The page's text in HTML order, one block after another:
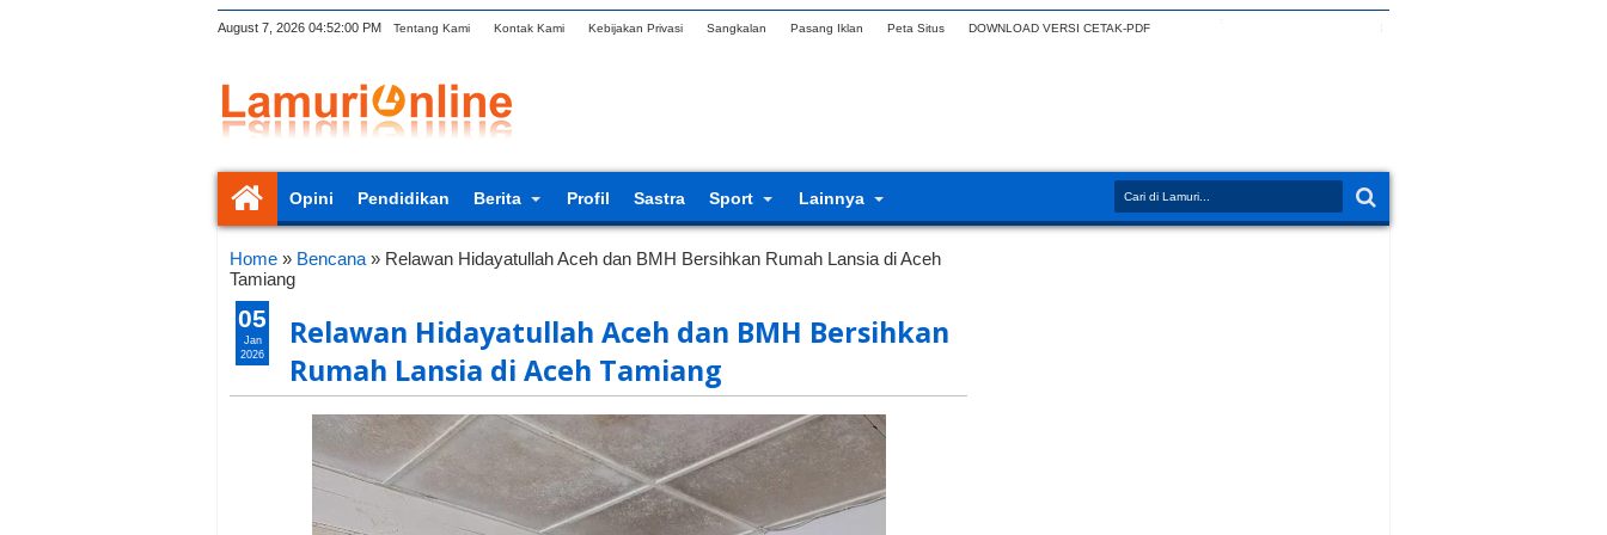
August 7, 2026 04:52:02 PM Tentang Kami Kontak Kami Kebijakan Privasi Sangkalan Pasang Iklan Peta Situs DOWNLOAD VERSI CETAK-PDF
Opini Pendidikan Berita Profil Sastra Sport Lainnya
Home » Bencana » Relawan Hidayatullah Aceh dan BMH Bersihkan Rumah Lansia di Aceh
Tamiang
Relawan Hidayatullah Aceh dan BMH Bersihkan
Rumah Lansia di Aceh Tamiang
05
Jan
2026